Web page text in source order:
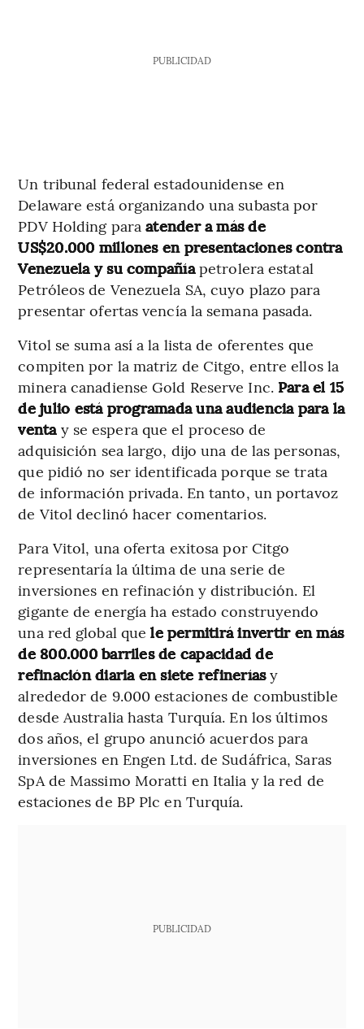
PUBLICIDAD
Un tribunal federal estadounidense en
Delaware está organizando una subasta por
PDV Holding paraatender a más de
US$20.000 millones en presentaciones contra
Venezuela y su compañíapetrolera estatal
Petróleos de Venezuela SA, cuyo plazo para
presentar ofertas vencía la semana pasada.
Vitol se suma así a la lista de oferentes que
compiten por la matriz de Citgo, entre ellos la
minera canadiense Gold Reserve Inc. Para el 15
de julio está programada una audiencia para la
ventay se espera que el proceso de
adquisición sea largo, dijo una de las personas,
que pidió no ser identificada porque se trata
de información privada. En tanto, un portavoz
de Vitol declinó hacer comentarios.
Para Vitol, una oferta exitosa por Citgo
representaría la última de una serie de
inversiones en refinación y distribución. El
gigante de energía ha estado construyendo
una red global quele permitirá invertir en más
de 800.000 barriles de capacidad de
refinación diaria en siete refineríasy
alrededor de 9.000 estaciones de combustible
desde Australia hasta Turquía. En los últimos
dos años, el grupo anunció acuerdos para
inversiones en Engen Ltd. de Sudáfrica, Saras
SpA de Massimo Moratti en Italia y la red de
estaciones de BP Plc en Turquía.
PUBLICIDAD